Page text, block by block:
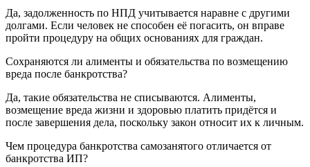
Да, задолженность по НПД учитывается наравне с другими
долгами. Если человек не способен её погасить, он вправе
пройти процедуру на общих основаниях для граждан.
Сохраняются ли алименты и обязательства по возмещению
вреда после банкротства?
Да, такие обязательства не списываются. Алименты,
возмещение вреда жизни и здоровью платить придётся и
после завершения дела, поскольку закон относит их к личным.
Чем процедура банкротства самозанятого отличается от
банкротства ИП?